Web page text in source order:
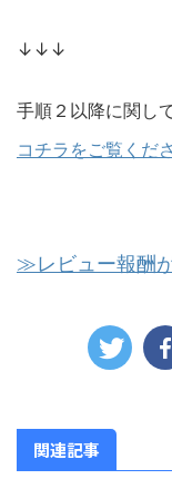
↓↓↓
手順２以降に関して
コチラをご覧くだ
≫レビュー報酬
関連記事